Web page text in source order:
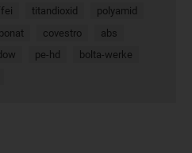
titandioxid
polyamid
covestro
abs
pe-hd
bolta-werke